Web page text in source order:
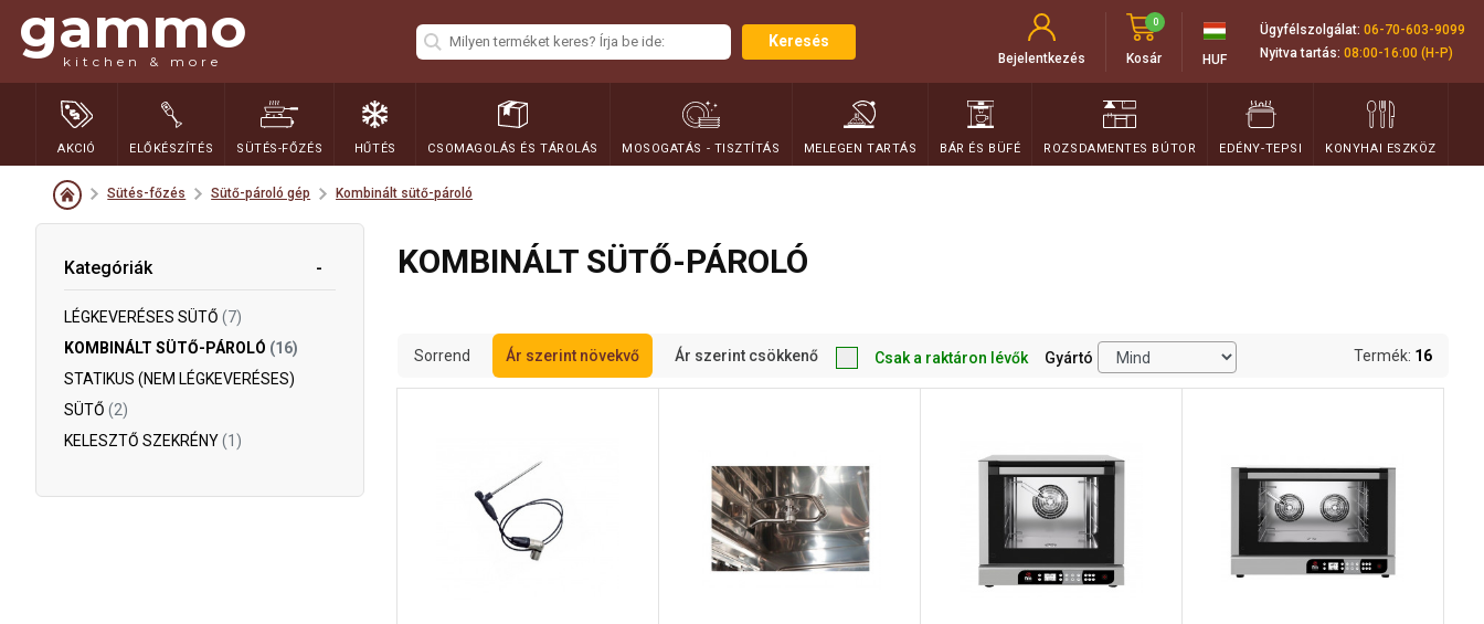
gammo
kitchen & more
Keresés
Bejelentkezés Kosár
0
HUF
Ügyfélszolgálat: 06-70-603-9099
Nyitva tartás: 08:00-16:00 (H-P)
AKCIÓ ELŐKÉSZÍTÉS SÜTÉS-FŐZÉS HŰTÉS CSOMAGOLÁS ÉS TÁROLÁS MOSOGATÁS - TISZTÍTÁS MELEGEN TARTÁS BÁR ÉS BÜFÉ ROZSDAMENTES BÚTOR EDÉNY-TEPSI KONYHAI ESZKÖZ
Sütés-főzés Sütő-pároló gép Kombinált sütő-pároló
Kategóriák
LÉGKEVERÉSES SÜTŐ (7)
KOMBINÁLT SÜTŐ-PÁROLÓ (16)
STATIKUS (NEM LÉGKEVERÉSES)
SÜTŐ (2)
KELESZTŐ SZEKRÉNY(1)
KOMBINÁLT SÜTŐ-PÁROLÓ
Sorrend Ár szerint növekvő Ár szerint csökkenő Csak a raktáron lévők Gyártó Termék: 16